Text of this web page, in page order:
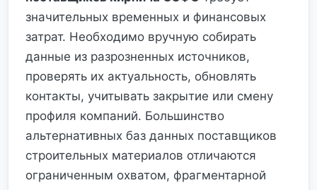
значительных временных и финансовых
затрат. Необходимо вручную собирать
данные из разрозненных источников,
проверять их актуальность, обновлять
контакты, учитывать закрытие или смену
профиля компаний. Большинство
альтернативных баз данных поставщиков
строительных материалов отличаются
ограниченным охватом, фрагментарной